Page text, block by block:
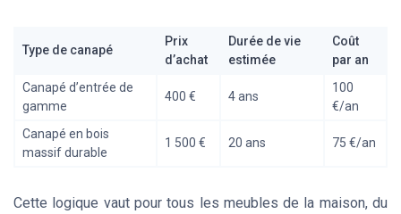
Type de canapé
Prix
d’achat
Durée de vie
estimée
Coût
par an
Canapé d’entrée de
gamme
400 € 4 ans
100
€/an
Canapé en bois
massif durable
1 500 € 20 ans 75 €/an
Cette logique vaut pour tous les meubles de la maison, du